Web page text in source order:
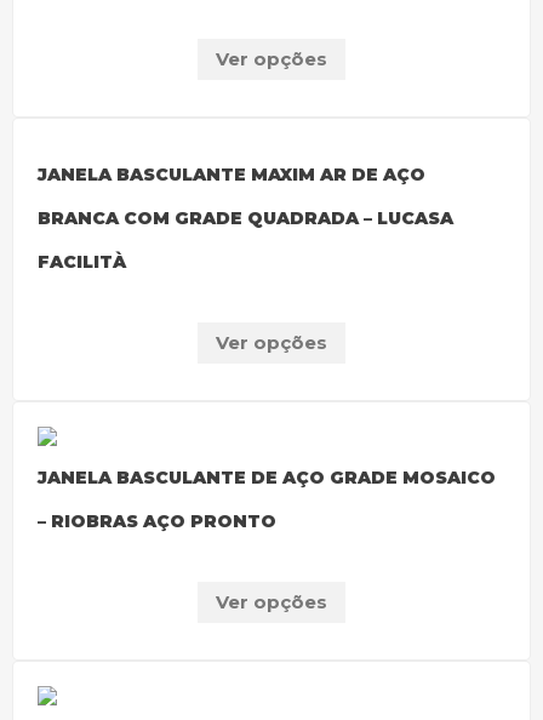
Ver opções
JANELA BASCULANTE MAXIM AR DE AÇO
BRANCA COM GRADE QUADRADA – LUCASA
FACILITÀ
Ver opções
JANELA BASCULANTE DE AÇO GRADE MOSAICO
– RIOBRAS AÇO PRONTO
Ver opções